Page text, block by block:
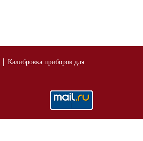
| Калибровка приборов для